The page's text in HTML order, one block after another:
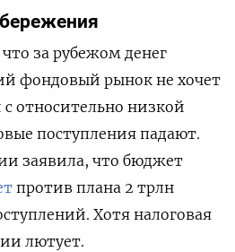
за рубежом денег
фондовый рынок не хочет
относительно низкой
поступления падают.
заявила, что бюджет
против плана 2 трлн
Хотя налоговая
лютует.